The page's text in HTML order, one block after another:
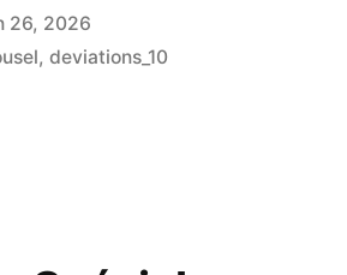
26, 2026
, deviations_10